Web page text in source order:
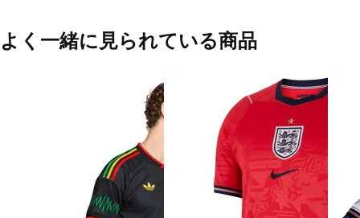
よく一緒に見られている商品